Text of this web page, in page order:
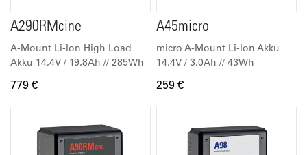
A290RMcine
A-Mount Li-Ion High Load
Akku 14,4V / 19,8Ah // 285Wh
779 €
A45micro
micro A-Mount Li-Ion Akku
14,4V / 3,0Ah // 43Wh
259 €